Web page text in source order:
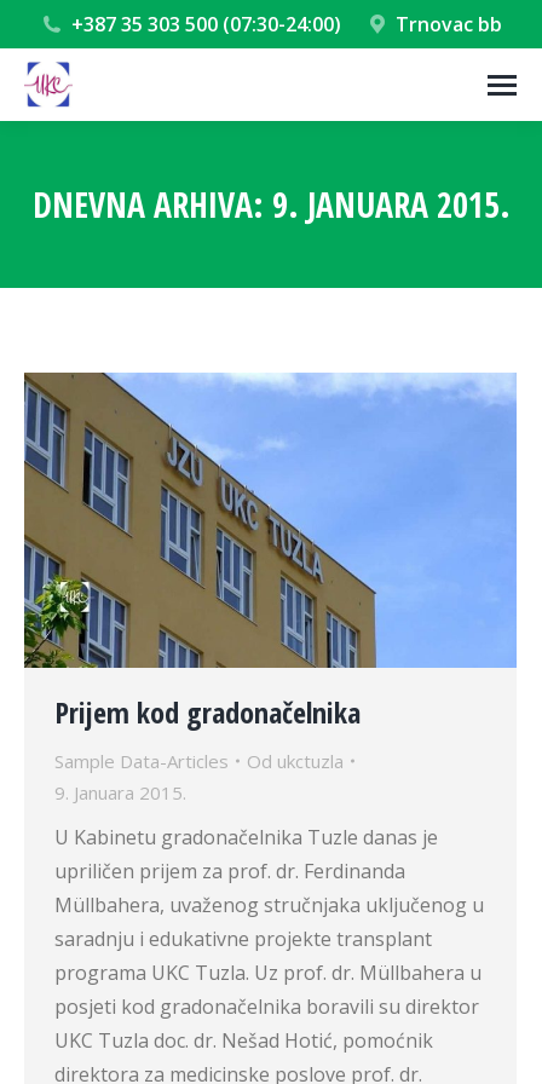
+387 35 303 500 (07:30-24:00) Trnovac bb
DNEVNA ARHIVA: 9. JANUARA 2015.
Prijem kod gradonačelnika
Sample Data-Articles Od ukctuzla
9. Januara 2015.
U Kabinetu gradonačelnika Tuzle danas je
upriličen prijem za prof. dr. Ferdinanda
Müllbahera, uvaženog stručnjaka uključenog u
saradnju i edukativne projekte transplant
programa UKC Tuzla. Uz prof. dr. Müllbahera u
posjeti kod gradonačelnika boravili su direktor
UKC Tuzla doc. dr. Nešad Hotić, pomoćnik
direktora za medicinske poslove prof. dr.